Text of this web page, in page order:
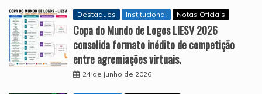
Destaques Institucional Notas Oficiais
Copa do Mundo de Logos LIESV 2026
consolida formato inédito de competição
entre agremiações virtuais.
24 de junho de 2026